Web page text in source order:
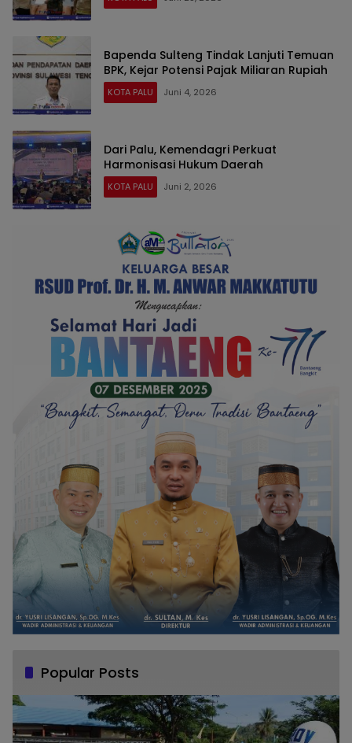
Bapenda Sulteng Tindak Lanjuti Temuan
BPK, Kejar Potensi Pajak Miliaran Rupiah
KOTA PALU Juni 4, 2026
Dari Palu, Kemendagri Perkuat
Harmonisasi Hukum Daerah
KOTA PALU Juni 2, 2026
Popular Posts